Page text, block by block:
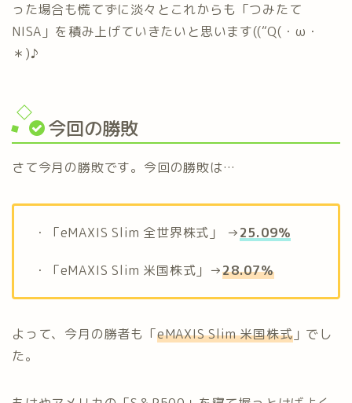
った場合も慌てずに淡々とこれからも「つみたて
NISA」を積み上げていきたいと思います((“Q(・ω・
＊)♪
今回の勝敗
さて今月の勝敗です。今回の勝敗は…
・「eMAXIS Slim 全世界株式」 →25.09％
・「eMAXIS Slim 米国株式」→28.07％
よって、今月の勝者も「eMAXIS Slim 米国株式」でし
た。